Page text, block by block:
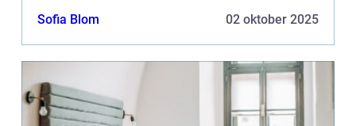
Sofia Blom 02 oktober 2025